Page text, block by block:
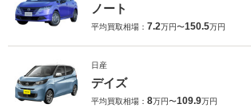
ノート
平均買取相場： 7.2万円〜150.5万円
日産
デイズ
平均買取相場： 8万円〜109.9万円